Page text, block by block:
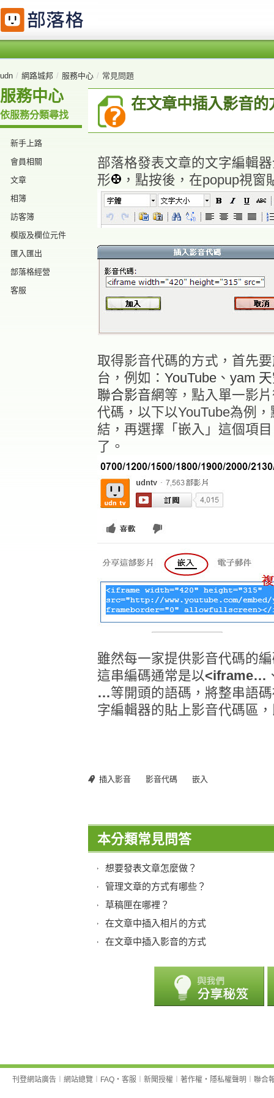
udn / 網路城邦 / 服務中心 / 常見問題
服務中心
依服務分類尋找
新手上路
會員相關
文章
相簿
訪客簿
模版及欄位元件
匯入匯出
部落格經營
客服
在文章中插入影音的
部落格發表文章的文字編輯
形
，點按後，在popup視
取得影音代碼的方式，首先
台，例如： YouTube 、 yam
聯合影音網等，點入單一影
代碼，以下以YouTube為例
結，再選擇「嵌入」這個項
了。
雖然每一家提供影音代碼的
這串編碼通常是以<iframe…
…等開頭的語碼，將整串語
字編輯器的貼上影音代碼區
插入影音 影音代碼 嵌入
本分類常見問答
想要發表文章怎麼做？
管理文章的方式有哪些？
草稿匣在哪裡？
在文章中插入相片的方式
在文章中插入影音的方式
刊登網站廣告 網站總覽 FAQ ‧ 客服 新聞授權 著作權 ‧ 隱私權聲明 聯合